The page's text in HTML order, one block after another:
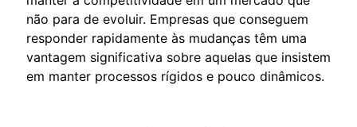
não para de evoluir. Empresas que conseguem
responder rapidamente às mudanças têm uma
vantagem significativa sobre aquelas que insistem
em manter processos rígidos e pouco dinâmicos.